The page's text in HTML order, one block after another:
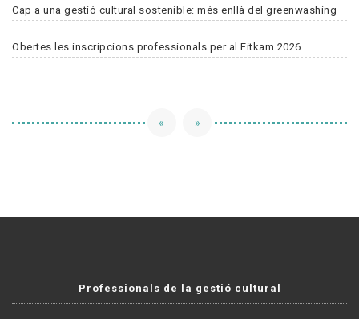
Cap a una gestió cultural sostenible: més enllà del greenwashing
Obertes les inscripcions professionals per al Fitkam 2026
« »
Professionals de la gestió cultural